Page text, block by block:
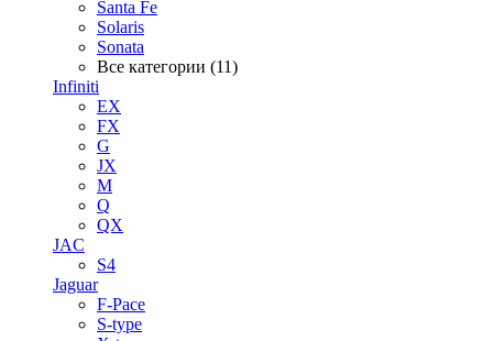
Santa Fe
Solaris
Sonata
Все категории (11)
Infiniti
EX
FX
G
JX
M
Q
QX
JAC
S4
Jaguar
F-Pace
S-type